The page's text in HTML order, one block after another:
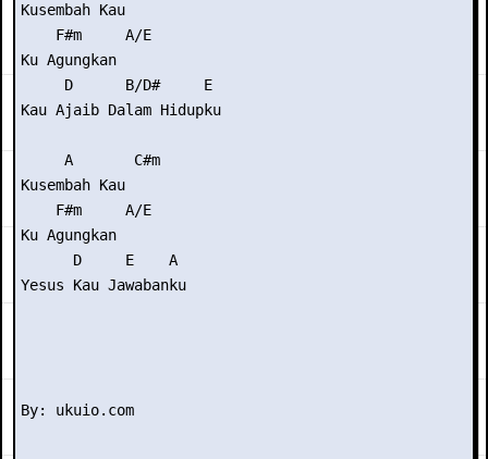
Kusembah Kau
    F#m     A/E
Ku Agungkan
     D      B/D#     E
Kau Ajaib Dalam Hidupku
     A       C#m
Kusembah Kau
    F#m     A/E
Ku Agungkan
      D     E    A
Yesus Kau Jawabanku